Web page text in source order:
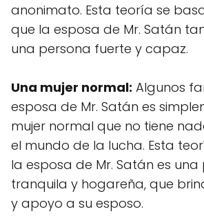
anonimato. Esta teoría se
que la esposa de Mr. Satán
una persona fuerte y capaz.
Una mujer normal: Algunos
esposa de Mr. Satán es
mujer normal que no tiene
el mundo de la lucha. Esta
la esposa de Mr. Satán es una
tranquila y hogareña, que
y apoyo a su esposo.